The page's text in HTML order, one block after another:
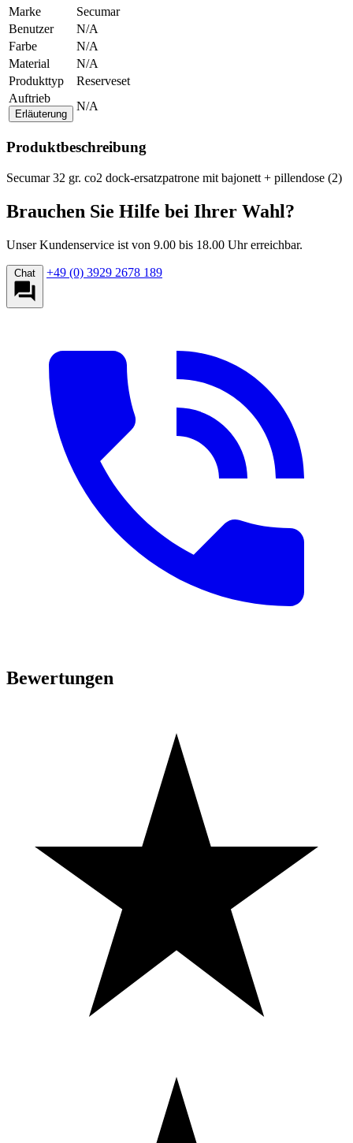
Marke
Secumar
Benutzer
N/A
Farbe
N/A
Material
N/A
Produkttyp
Reserveset
Auftrieb
Erläuterung
N/A
Produktbeschreibung
Secumar 32 gr. co2 dock-ersatzpatrone mit bajonett + pillendose (2)
Brauchen Sie Hilfe bei Ihrer Wahl?
Unser Kundenservice ist von 9.00 bis 18.00 Uhr erreichbar.
Chat +49 (0) 3929 2678 189
Bewertungen